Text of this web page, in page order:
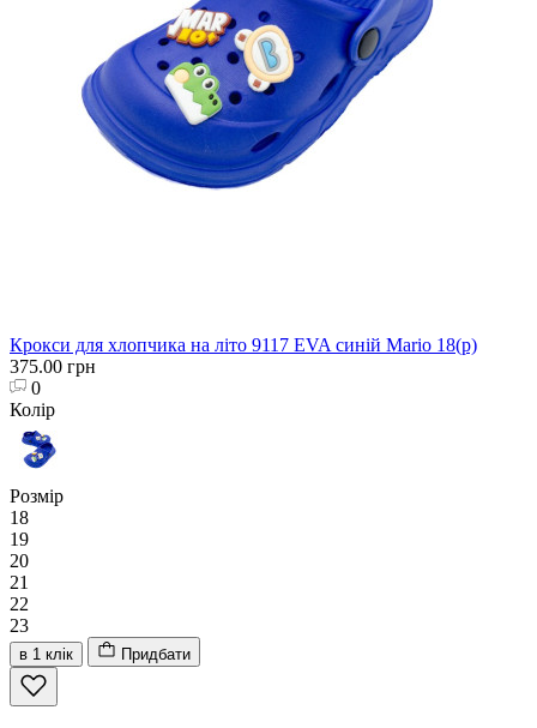
Крокси для хлопчика на літо 9117 EVA синій Mario 18(р)
375.00 грн
0
Колір
Розмір
18
19
20
21
22
23
в 1 клік Придбати